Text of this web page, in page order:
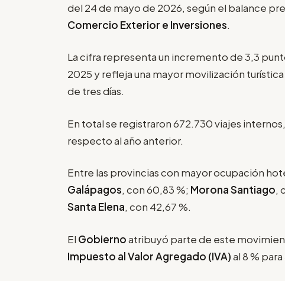
del 24 de mayo de 2026, según el balance
Comercio Exterior e Inversiones.
La cifra representa un incremento de 3,3
2025 y refleja una mayor movilización
de tres días.
En total se registraron 672.730 viajes
respecto al año anterior.
Entre las provincias con mayor ocupación
Galápagos, con 60,83 %; MoronaSantiago,
Santa Elena, con 42,67 %.
El Gobiernoatribuyó parte de este
Impuesto al Valor Agregado (IVA)al 8 %